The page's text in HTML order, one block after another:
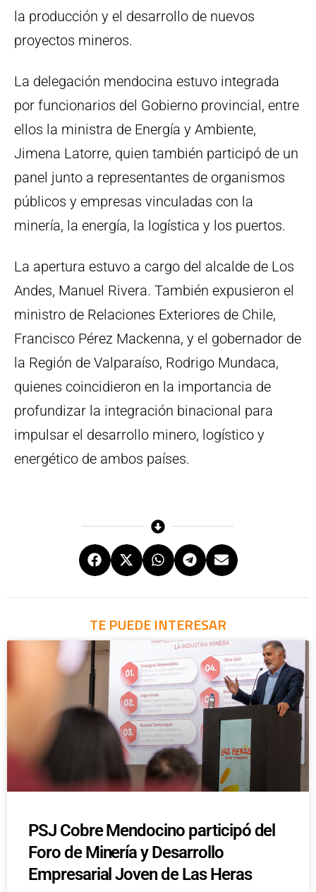
la producción y el desarrollo de nuevos
proyectos mineros.
La delegación mendocina estuvo integrada
por funcionarios del Gobierno provincial, entre
ellos la ministra de Energía y Ambiente,
Jimena Latorre, quien también participó de un
panel junto a representantes de organismos
públicos y empresas vinculadas con la
minería, la energía, la logística y los puertos.
La apertura estuvo a cargo del alcalde de Los
Andes, Manuel Rivera. También expusieron el
ministro de Relaciones Exteriores de Chile,
Francisco Pérez Mackenna, y el gobernador de
la Región de Valparaíso, Rodrigo Mundaca,
quienes coincidieron en la importancia de
profundizar la integración binacional para
impulsar el desarrollo minero, logístico y
energético de ambos países.
TE PUEDE INTERESAR
PSJ Cobre Mendocino participó del
Foro de Minería y Desarrollo
Empresarial Joven de Las Heras